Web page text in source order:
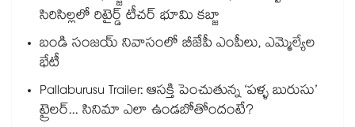
సిరిసిల్లలో రిటైర్డ్ టీచర్ భూమి కబ్జా
బండి సంజయ్ నివాసంలో బీజేపీ ఎంపీలు, ఎమ్మెల్యేల
భేటీ
Pallaburusu Trailer: ఆసక్తి పెంచుతున్న ‘పళ్ళ బురుసు’
ట్రైలర్... సినిమా ఎలా ఉండబోతోందంటే?